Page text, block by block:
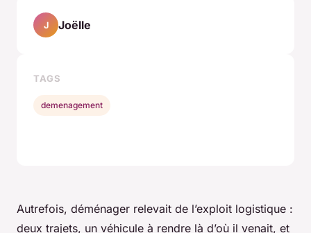
Autrefois, déménager relevait de l’exploit logistique :
deux trajets, un véhicule à rendre là d’où il venait, et
J Joëlle
TAGS
demenagement